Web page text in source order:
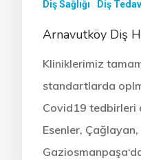
Diş Sağlığı Diş
Arnavutköy Diş
Kliniklerimiz
standartlarda
Covid19 tedbirleri
Esenler,